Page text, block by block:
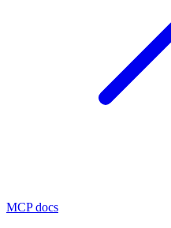
MCP docs